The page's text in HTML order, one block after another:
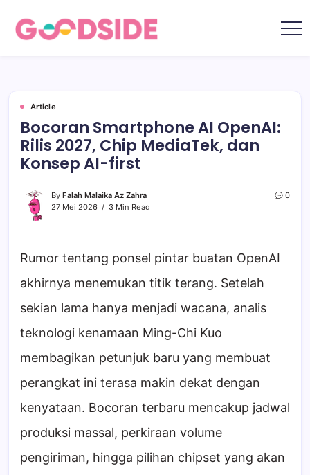
Gen
Indonesia
tentang
film,
teknologi,
musik,
gaya
hidup,
kecantikan
hingga
Article
Bocoran Smartphone AI OpenAI:
Rilis 2027, Chip MediaTek, dan
Konsep AI-first
By Falah Malaika Az Zahra
27 Mei 2026
3 Min Read
0
Rumor tentang ponsel pintar buatan OpenAI
akhirnya menemukan titik terang. Setelah
sekian lama hanya menjadi wacana, analis
teknologi kenamaan Ming-Chi Kuo
membagikan petunjuk baru yang membuat
perangkat ini terasa makin dekat dengan
kenyataan. Bocoran terbaru mencakup jadwal
produksi massal, perkiraan volume
pengiriman, hingga pilihan chipset yang akan